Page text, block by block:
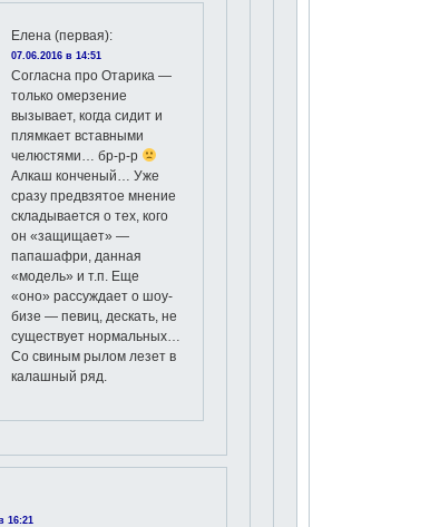
Елена (первая):
07.06.2016 в 14:51
Согласна про Отарика —
только омерзение
вызывает, когда сидит и
плямкает вставными
челюстями… бр-р-р
Алкаш конченый… Уже
сразу предвзятое мнение
складывается о тех, кого
он «защищает» —
папашафри, данная
«модель» и т.п. Еще
«оно» рассуждает о шоу-
бизе — певиц, дескать, не
существует нормальных…
Со свиным рылом лезет в
калашный ряд.
16:21